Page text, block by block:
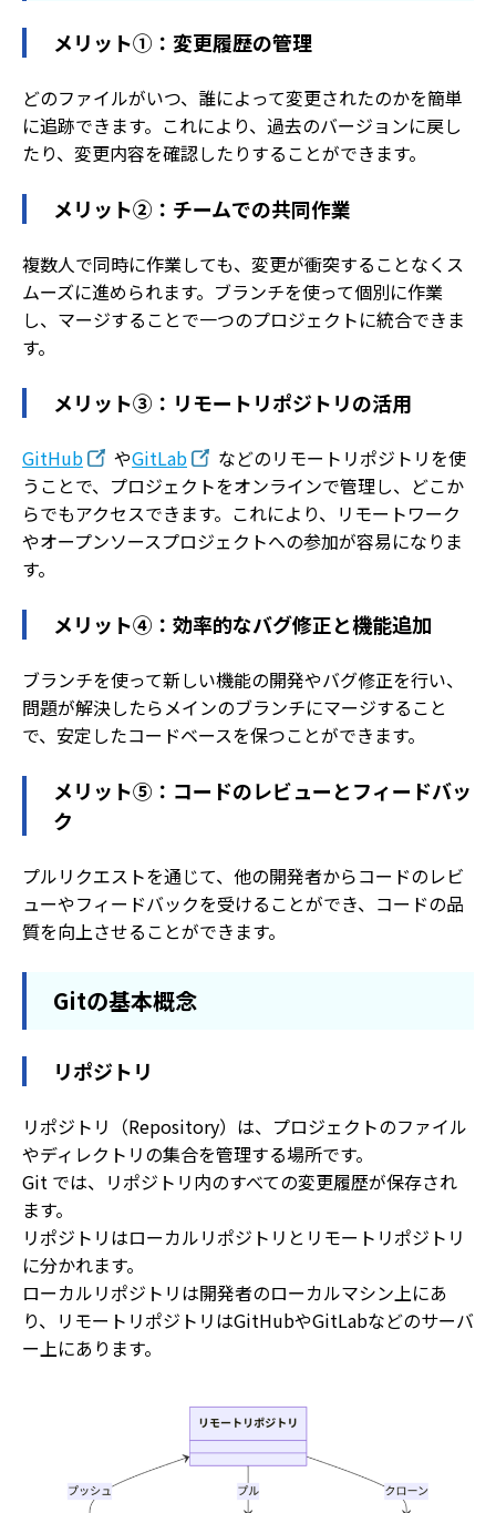
メリット①：変更履歴の管理
どのファイルがいつ、誰によって変更されたのかを簡単
に追跡できます。これにより、過去のバージョンに戻し
たり、変更内容を確認したりすることができます。
メリット②：チームでの共同作業
複数人で同時に作業しても、変更が衝突することなくス
ムーズに進められます。ブランチを使って個別に作業
し、マージすることで一つのプロジェクトに統合できま
す。
メリット③：リモートリポジトリの活用
GitHub やGitLab
などのリモートリポジトリを使
うことで、プロジェクトをオンラインで管理し、どこか
らでもアクセスできます。これにより、リモートワーク
やオープンソースプロジェクトへの参加が容易になりま
す。
メリット④：効率的なバグ修正と機能追加
ブランチを使って新しい機能の開発やバグ修正を行い、
問題が解決したらメインのブランチにマージすること
で、安定したコードベースを保つことができます。
メリット⑤：コードのレビューとフィードバッ
ク
プルリクエストを通じて、他の開発者からコードのレビ
ューやフィードバックを受けることができ、コードの品
質を向上させることができます。
Gitの基本概念
リポジトリ
リポジトリ（Repository）は、プロジェクトのファイル
やディレクトリの集合を管理する場所です。
Git では、リポジトリ内のすべての変更履歴が保存され
ます。
リポジトリはローカルリポジトリとリモートリポジトリ
に分かれます。
ローカルリポジトリは開発者のローカルマシン上にあ
り、リモートリポジトリはGitHubやGitLabなどのサーバ
ー上にあります。